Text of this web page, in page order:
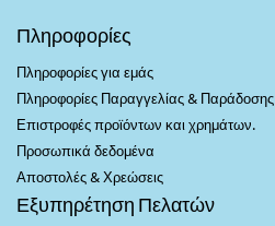
Πληροφορίες
Πληροφορίες για εμάς
Πληροφορίες Παραγγελίας & Παράδοσης
Επιστροφές προϊόντων και χρημάτων.
Προσωπικά δεδομένα
Αποστολές & Χρεώσεις
Εξυπηρέτηση Πελατών